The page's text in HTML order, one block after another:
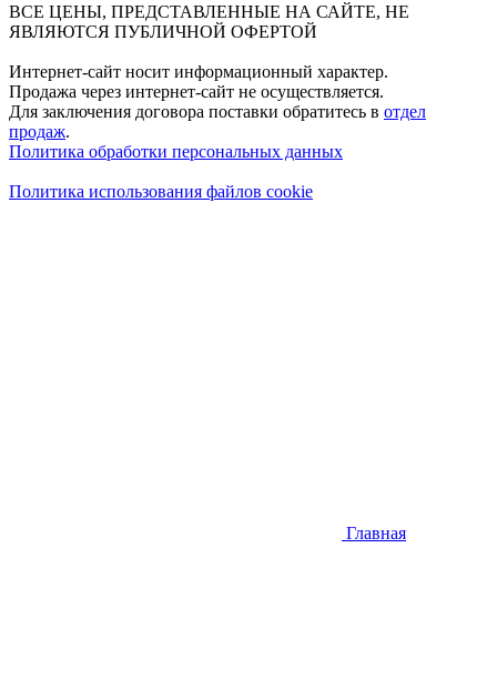
ВСЕ ЦЕНЫ, ПРЕДСТАВЛЕННЫЕ НА САЙТЕ, НЕ
ЯВЛЯЮТСЯ ПУБЛИЧНОЙ ОФЕРТОЙ
Интернет-сайт носит информационный характер.
Продажа через интернет-сайт не осуществляется.
Для заключения договора поставки обратитесь в отдел
продаж.
Политика обработки персональных данных
Политика использования файлов cookie
Главная